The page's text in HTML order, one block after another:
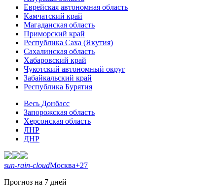
Еврейская автономная область
Камчатский край
Магаданская область
Приморский край
Республика Саха (Якутия)
Сахалинская область
Хабаровский край
Чукотский автономный округ
Забайкальский край
Республика Бурятия
Весь Донбасс
Запорожская область
Херсонская область
ЛНР
ДНР
sun-rain-cloudМосква+27
Прогноз на 7 дней